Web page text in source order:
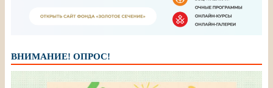
ВНИМАНИЕ! ОПРОС!